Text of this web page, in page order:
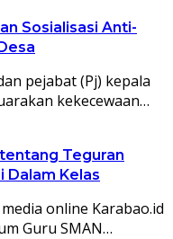
Sosialisasi Anti-
pejabat (Pj) kepala
kekecewaan…
Teguran
Dalam Kelas
online Karabao.id
Guru SMAN…